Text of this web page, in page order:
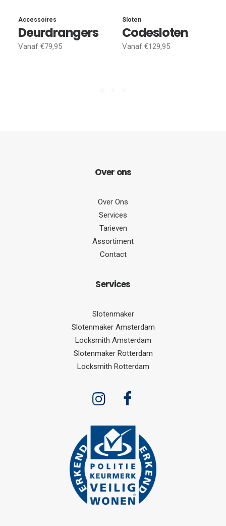
Accessoires
Deurdrangers
Vanaf €79,95
Sloten
Codesloten
Vanaf €129,95
Over ons
Over Ons
Services
Tarieven
Assortiment
Contact
Services
Slotenmaker
Slotenmaker Amsterdam
Locksmith Amsterdam
Slotenmaker Rotterdam
Locksmith Rotterdam